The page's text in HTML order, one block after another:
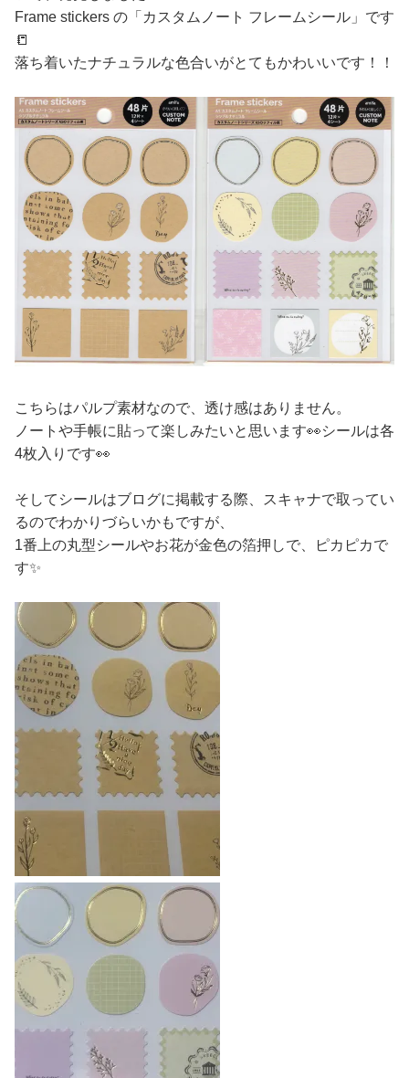
Frame stickers の「カスタムノート フレームシール」です
📒
落ち着いたナチュラルな色合いがとてもかわいいです！！
こちらはパルプ素材なので、透け感はありません。
ノートや手帳に貼って楽しみたいと思います👀シールは各
4枚入りです👀
そしてシールはブログに掲載する際、スキャナで取ってい
るのでわかりづらいかもですが、
1番上の丸型シールやお花が金色の箔押しで、ピカピカで
す✨